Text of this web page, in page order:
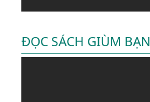
ĐỌC SÁCH GIÙM BẠN